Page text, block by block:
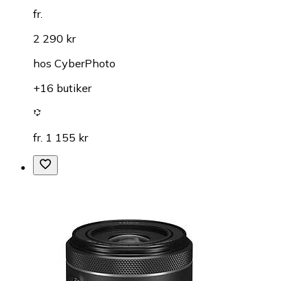
fr.
2 290 kr
hos CyberPhoto
+16 butiker
fr. 1 155 kr